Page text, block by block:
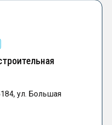
ул. Большая